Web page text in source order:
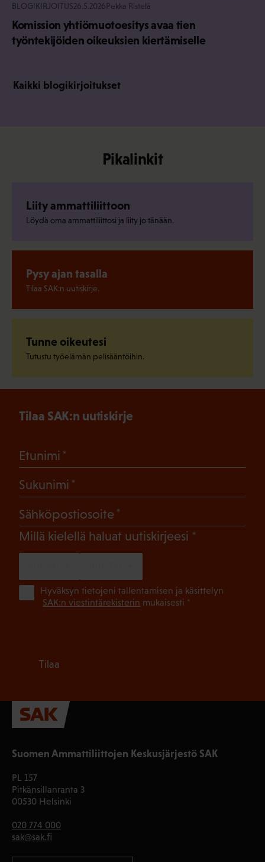
BLOGIKIRJOITUS26.5.2026Pekka Ristelä
Komission yhtiömuotoesitys avaa tien
työntekijöiden oikeuksien kiertämiselle
Kaikki blogikirjoitukset
Pikalinkit
Liity ammattiliittoon
Löydä oma ammattiliittosi ja liity jo tänään.
Pysy ajan tasalla
Tilaa SAK:n uutiskirje.
Tunne oikeutesi
Tutustu työelämän pelisääntöihin.
Suomen Ammattiliittojen Keskusjärjestö SAK
PL 157
Pitkänsillanranta 3
00530 Helsinki
020 774 000
sak@sak.fi
Tilaa SAK:n uutiskirje
Etunimi
Sukunimi
Sähköpostiosoite
Millä kielellä haluat uutiskirjeesi (Pakollinen)
Hyväksyn tietojeni tallentamisen ja käsittelyn
SAK:n viestintärekisterin mukaisesti *
Tilaa